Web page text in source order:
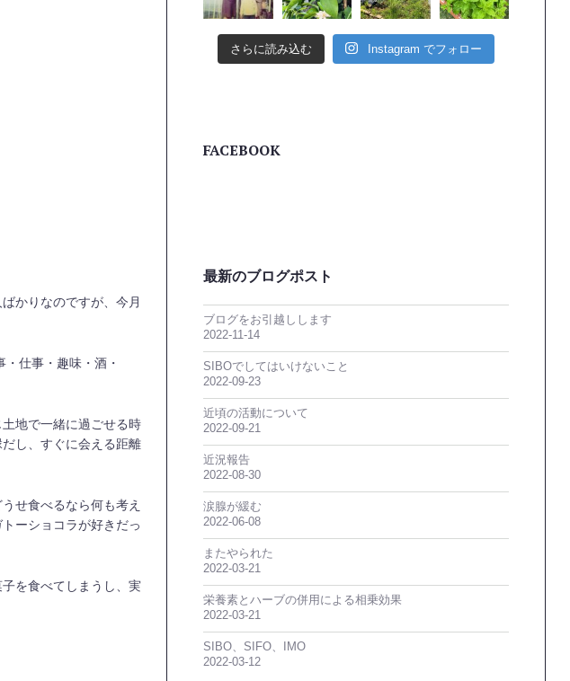
かりなのですが、今月
仕事・趣味・酒・
地で一緒に過ごせる時
し、すぐに会える距離
せ食べるなら何も考え
ーショコラが好きだっ
を食べてしまうし、実
さらに読み込む Instagram でフォロー
FACEBOOK
最新のブログポスト
ブログをお引越しします
2022-11-14
SIBOでしてはいけないこと
2022-09-23
近頃の活動について
2022-09-21
近況報告
2022-08-30
涙腺が緩む
2022-06-08
またやられた
2022-03-21
栄養素とハーブの併用による相乗効果
2022-03-21
SIBO、SIFO、IMO
2022-03-12